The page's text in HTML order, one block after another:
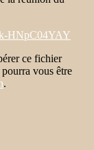
HNpC04YAY
ce fichier
vous être
.